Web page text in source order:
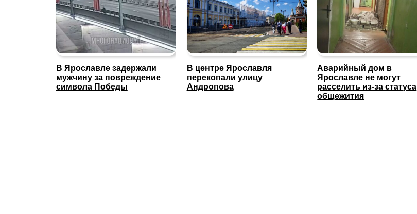
В Ярославле задержали
мужчину за повреждение
символа Победы
В центре Ярославля
перекопали улицу
Андропова
Аварийный дом в
Ярославле не могут
расселить из-за статуса
общежития